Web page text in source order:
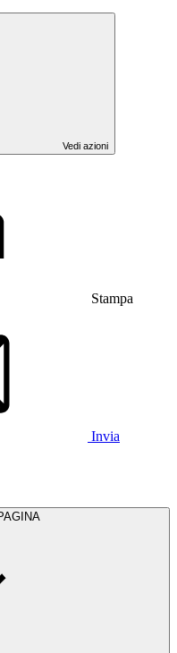
Vedi azioni
Stampa
Invia